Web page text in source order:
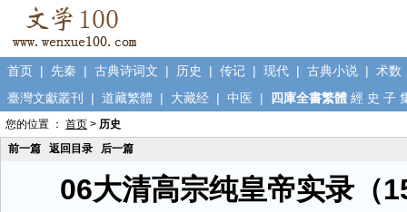
首页 | 先秦 | 古典诗词文 | 历史 | 传记 | 现代 | 古典小说 | 术数
臺灣文獻叢刊
| 道藏繁體 | 大藏经 | 中医 | 四庫全書繁體 經 史 子
您的位置 ： 首页 > 历史
前一篇
返回目录 后一篇
06大清高宗纯皇帝实录（